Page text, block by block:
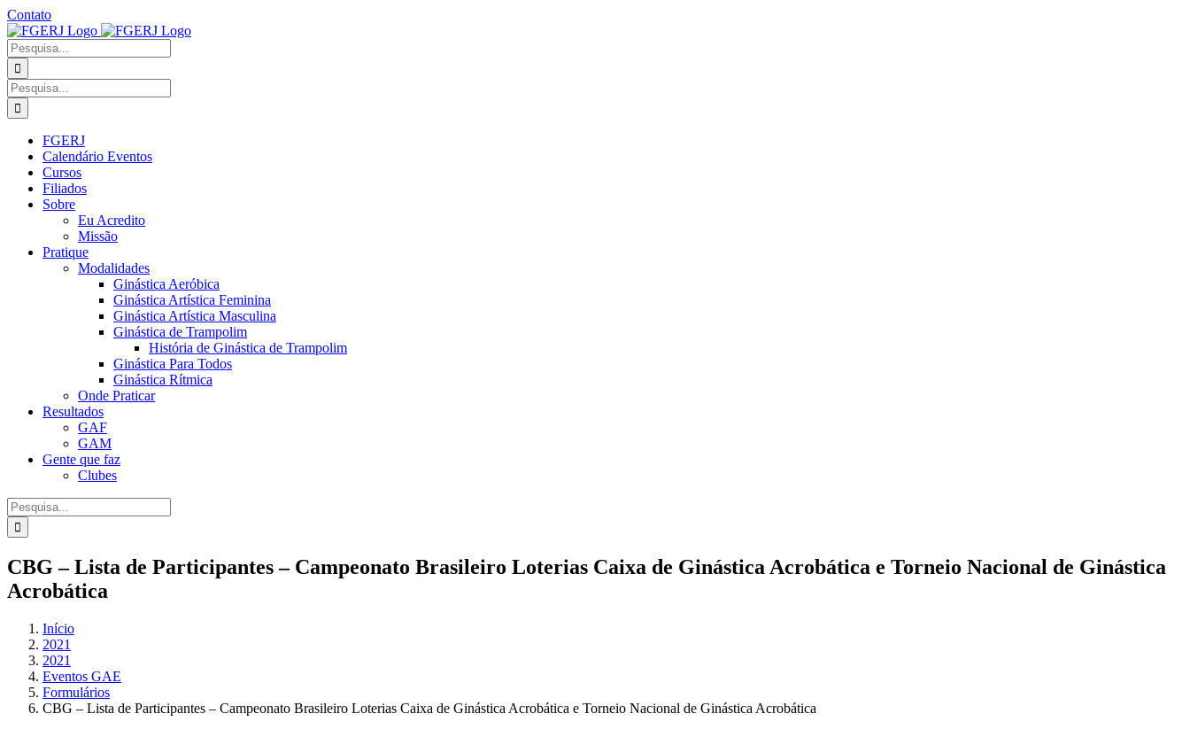
Ir
para
o
conteúdo
Contato
Facebook
Instagram
YouTube
Facebook
Grupo
Procurar
por:
Procurar
por:
FGERJ
Calendário Eventos
Cursos
Filiados
Sobre
Eu Acredito
Missão
Pratique
Modalidades
Ginástica Aeróbica
Ginástica Artística Feminina
Ginástica Artística Masculina
Ginástica de Trampolim
História de Ginástica de Trampolim
Ginástica Para Todos
Ginástica Rítmica
Onde Praticar
Resultados
GAF
GAM
Gente que faz
Clubes
Procurar
por:
CBG – Lista de Participantes – Campeonato Brasileiro Loterias Caixa de Ginástica Acrobática e Torneio Nacional de Ginástica
Acrobática
Início
2021
2021
Eventos GAE
Formulários
CBG – Lista de Participantes – Campeonato Brasileiro Loterias Caixa de Ginástica Acrobática e Torneio Nacional de Ginástica Acrobática